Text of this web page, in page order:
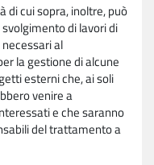
di cui sopra, inoltre, può
di lavori di
al
la gestione di alcune
esterni che, ai soli
venire a
e che saranno
del trattamento a